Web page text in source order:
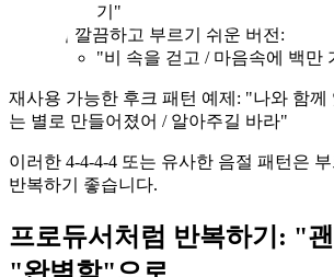
기"
더 깔끔하고 부르기 쉬운 버전:
"비 속을 걷고 / 마음속에 백만
재사용 가능한 후크 패턴 예제: "나와 함께
는 별로 만들어졌어 / 알아주길 바라"
이러한 4-4-4-4 또는 유사한 음절 패턴은
반복하기 좋습니다.
프로듀서처럼 반복하기: "
"완벽함"으로